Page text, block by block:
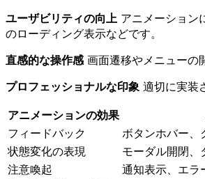
ユーザビリティの向上 アニメーション
のローディング表示などです。
直感的な操作感 画面遷移やメニューの
プロフェッショナルな印象 適切に実装
アニメーションの効果
フィードバック
ボタンホバー、
状態変化の表現
モーダル開閉、
注意喚起
通知表示、エラ